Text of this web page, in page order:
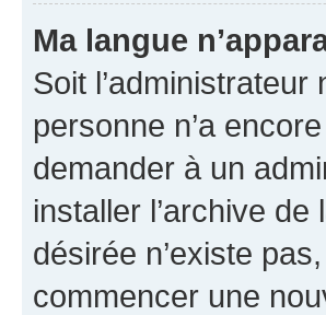
Ma langue
Soit
personne n’a
demander à un
installer l’archive
désirée n’existe
commencer une